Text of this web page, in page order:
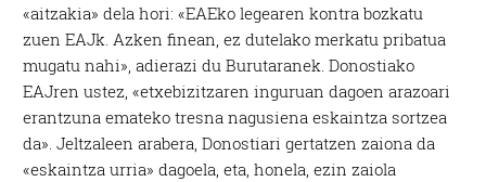
«aitzakia» dela hori: «EAEko legearen kontra bozkatu
zuen EAJk. Azken finean, ez dutelako merkatu pribatua
mugatu nahi», adierazi du Burutaranek. Donostiako
EAJren ustez, «etxebizitzaren inguruan dagoen arazoari
erantzuna emateko tresna nagusiena eskaintza sortzea
da». Jeltzaleen arabera, Donostiari gertatzen zaiona da
«eskaintza urria» dagoela, eta, honela, ezin zaiola